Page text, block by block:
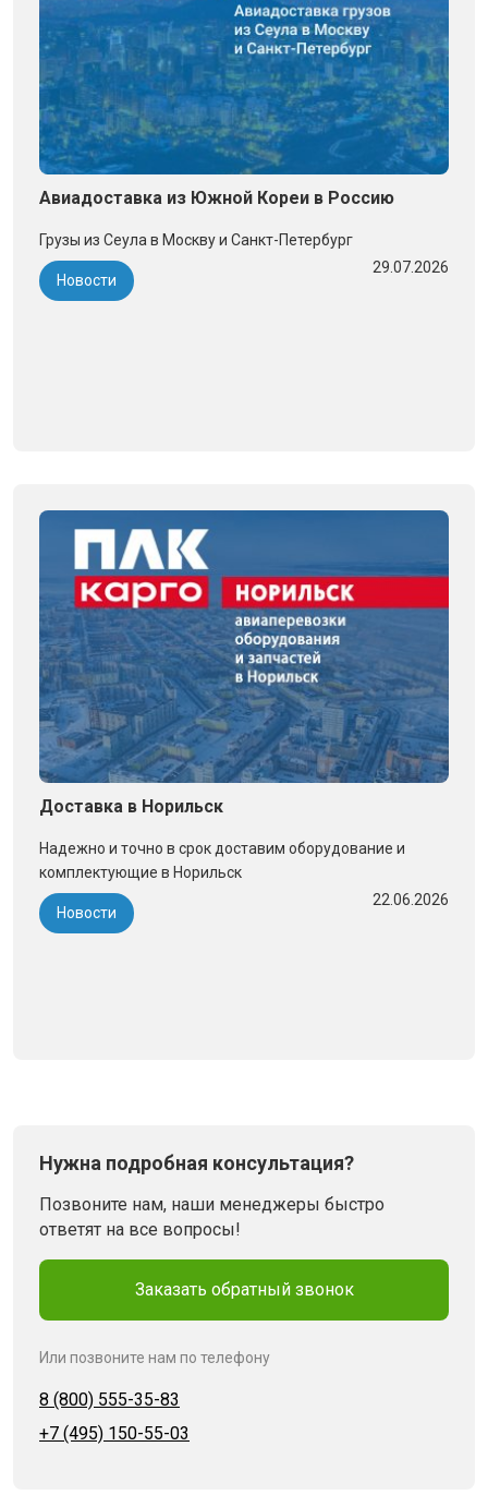
Авиадоставка из Южной Кореи в Россию
Грузы из Сеула в Москву и Санкт-Петербург
Новости
29.07.2026
Доставка в Норильск
Надежно и точно в срок доставим оборудование и
комплектующие в Норильск
Новости
22.06.2026
Нужна подробная консультация?
Позвоните нам, наши менеджеры быстро
ответят на все вопросы!
Заказать обратный звонок
Или позвоните нам по телефону
8 (800) 555-35-83
+7 (495) 150-55-03